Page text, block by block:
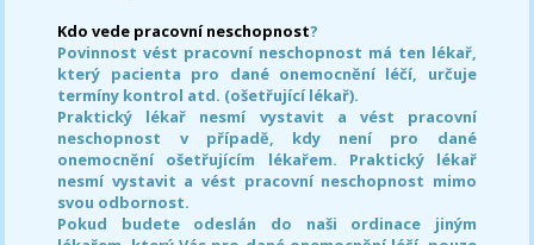
Kdo vede pracovní neschopnost?
Povinnost vést pracovní neschopnost má ten lékař,
který pacienta pro dané onemocnění léčí, určuje
termíny kontrol atd. (ošetřující lékař).
Praktický lékař nesmí vystavit a vést pracovní
neschopnost v případě, kdy není pro dané
onemocnění ošetřujícím lékařem. Praktický lékař
nesmí vystavit a vést pracovní neschopnost mimo
svou odbornost.
Pokud budete odeslán do naši ordinace jiným